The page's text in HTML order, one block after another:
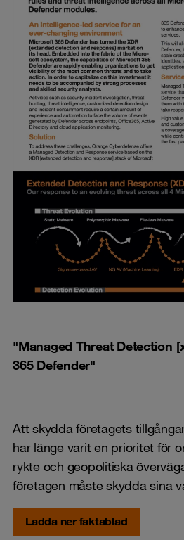
"Managed Threat Detection
365 Defender"
Att skydda företagets
har länge varit en prioritet för
rykte och geopolitiska
företagen måste skydda sina
Ladda ner faktablad